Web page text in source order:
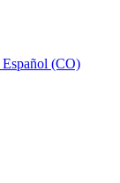
Español (CO)